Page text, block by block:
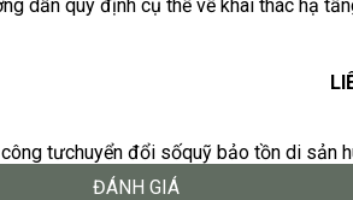
dẫn quy định cụ thể về khai thác hạ
tưchuyển đổi sốquỹ bảo tồn di sản
ĐÁNH GIÁ